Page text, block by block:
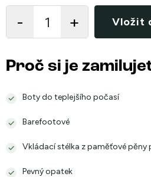
cena:
Vložit
Proč si je
Boty do teplejšího počasí
Barefootové
Vkládací stélka z paměťové
Pevný opatek